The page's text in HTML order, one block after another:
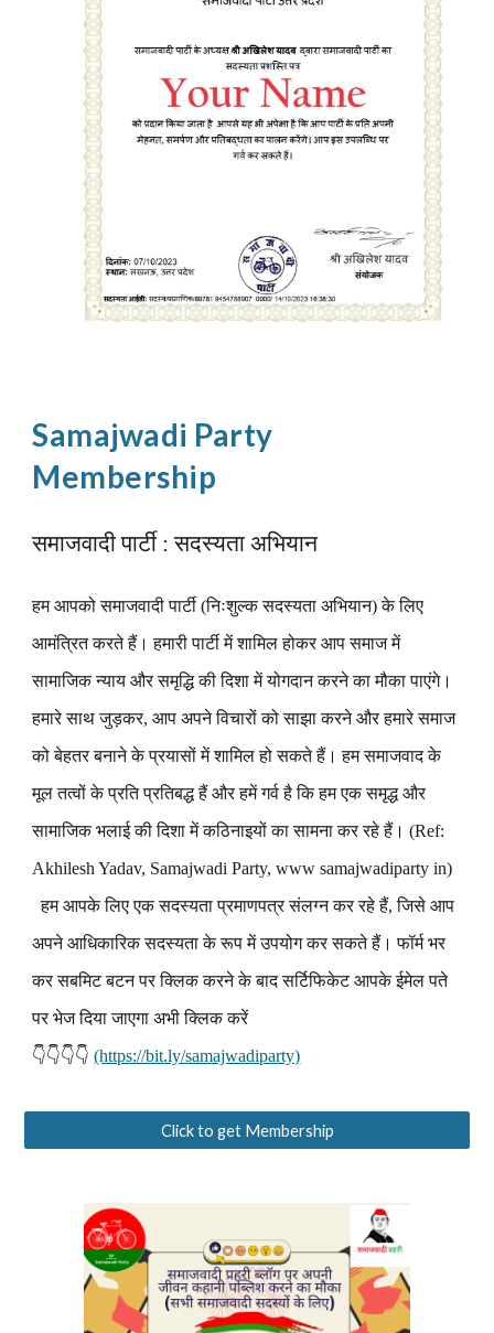
Samajwadi Party
Membership
समाजवादी पार्टी : सदस्यता अभियान
हम आपको समाजवादी पार्टी (निःशुल्क सदस्यता अभियान) के लिए
आमंत्रित करते हैं। हमारी पार्टी में शामिल होकर आप समाज में
सामाजिक न्याय और समृद्धि की दिशा में योगदान करने का मौका पाएंगे।
हमारे साथ जुड़कर, आप अपने विचारों को साझा करने और हमारे समाज
को बेहतर बनाने के प्रयासों में शामिल हो सकते हैं। हम समाजवाद के
मूल तत्वों के प्रति प्रतिबद्ध हैं और हमें गर्व है कि हम एक समृद्ध और
सामाजिक भलाई की दिशा में कठिनाइयों का सामना कर रहे हैं। (Ref:
Akhilesh Yadav, Samajwadi Party, www samajwadiparty in)
हम आपके लिए एक सदस्यता प्रमाणपत्र संलग्न कर रहे हैं, जिसे आप
अपने आधिकारिक सदस्यता के रूप में उपयोग कर सकते हैं। फॉर्म भर
कर सबमिट बटन पर क्लिक करने के बाद सर्टिफिकेट आपके ईमेल पते
पर भेज दिया जाएगा अभी क्लिक करें
👇👇👇👇(https://bit.ly/samajwadiparty)
Click to get Membership